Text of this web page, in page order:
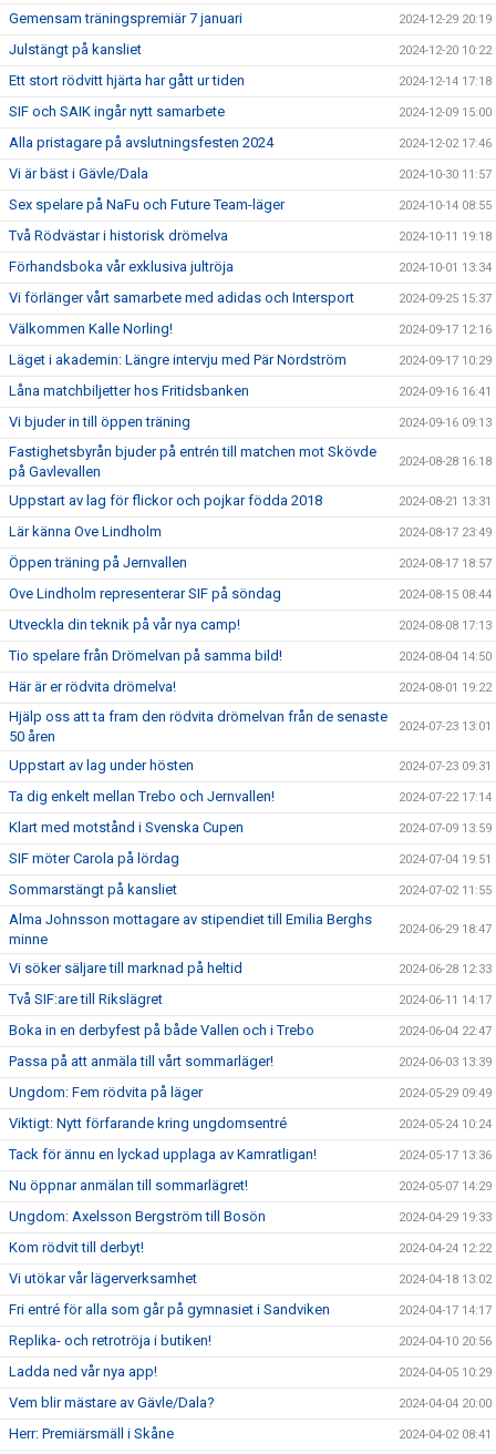
Gemensam träningspremiär 7 januari 2024-12-29 20:19
Julstängt på kansliet 2024-12-20 10:22
Ett stort rödvitt hjärta har gått ur tiden 2024-12-14 17:18
SIF och SAIK ingår nytt samarbete 2024-12-09 15:00
Alla pristagare på avslutningsfesten 2024 2024-12-02 17:46
Vi är bäst i Gävle/Dala 2024-10-30 11:57
Sex spelare på NaFu och Future Team-läger 2024-10-14 08:55
Två Rödvästar i historisk drömelva 2024-10-11 19:18
Förhandsboka vår exklusiva jultröja 2024-10-01 13:34
Vi förlänger vårt samarbete med adidas och Intersport 2024-09-25 15:37
Välkommen Kalle Norling! 2024-09-17 12:16
Läget i akademin: Längre intervju med Pär Nordström 2024-09-17 10:29
Låna matchbiljetter hos Fritidsbanken 2024-09-16 16:41
Vi bjuder in till öppen träning 2024-09-16 09:13
Fastighetsbyrån bjuder på entrén till matchen mot Skövde
på Gavlevallen
2024-08-28 16:18
Uppstart av lag för flickor och pojkar födda 2018 2024-08-21 13:31
Lär känna Ove Lindholm 2024-08-17 23:49
Öppen träning på Jernvallen 2024-08-17 18:57
Ove Lindholm representerar SIF på söndag 2024-08-15 08:44
Utveckla din teknik på vår nya camp! 2024-08-08 17:13
Tio spelare från Drömelvan på samma bild! 2024-08-04 14:50
Här är er rödvita drömelva! 2024-08-01 19:22
Hjälp oss att ta fram den rödvita drömelvan från de senaste
50 åren
2024-07-23 13:01
Uppstart av lag under hösten 2024-07-23 09:31
Ta dig enkelt mellan Trebo och Jernvallen! 2024-07-22 17:14
Klart med motstånd i Svenska Cupen 2024-07-09 13:59
SIF möter Carola på lördag 2024-07-04 19:51
Sommarstängt på kansliet 2024-07-02 11:55
Alma Johnsson mottagare av stipendiet till Emilia Berghs
minne
2024-06-29 18:47
Vi söker säljare till marknad på heltid 2024-06-28 12:33
Två SIF:are till Rikslägret 2024-06-11 14:17
Boka in en derbyfest på både Vallen och i Trebo 2024-06-04 22:47
Passa på att anmäla till vårt sommarläger! 2024-06-03 13:39
Ungdom: Fem rödvita på läger 2024-05-29 09:49
Viktigt: Nytt förfarande kring ungdomsentré 2024-05-24 10:24
Tack för ännu en lyckad upplaga av Kamratligan! 2024-05-17 13:36
Nu öppnar anmälan till sommarlägret! 2024-05-07 14:29
Ungdom: Axelsson Bergström till Bosön 2024-04-29 19:33
Kom rödvit till derbyt! 2024-04-24 12:22
Vi utökar vår lägerverksamhet 2024-04-18 13:02
Fri entré för alla som går på gymnasiet i Sandviken 2024-04-17 14:17
Replika- och retrotröja i butiken! 2024-04-10 20:56
Ladda ned vår nya app! 2024-04-05 10:29
Vem blir mästare av Gävle/Dala? 2024-04-04 20:00
Herr: Premiärsmäll i Skåne 2024-04-02 08:41